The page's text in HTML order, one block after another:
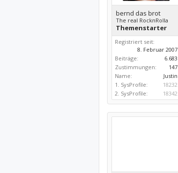
bernd das brot
The real RocknRolla
Themenstarter
Registriert seit:
8. Februar 2007
Beiträge:
6.683
Zustimmungen:
147
Name:
Justin
1. SysProfile:
18232
2. SysProfile:
18342